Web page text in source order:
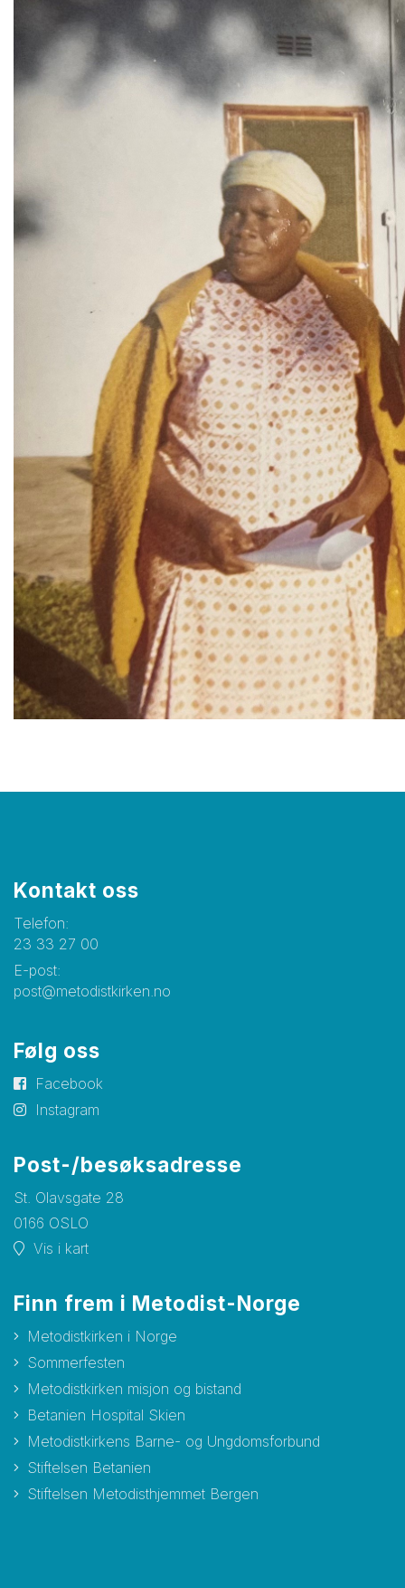
Kontakt oss
Telefon:
23 33 27 00
E-post:
post@metodistkirken.no
Følg oss
Facebook
Instagram
Post-/besøksadresse
St. Olavsgate 28
0166 OSLO
Vis i kart
Finn frem i Metodist-Norge
Metodistkirken i Norge
Sommerfesten
Metodistkirken misjon og bistand
Betanien Hospital Skien
Metodistkirkens Barne- og Ungdomsforbund
Stiftelsen Betanien
Stiftelsen Metodisthjemmet Bergen